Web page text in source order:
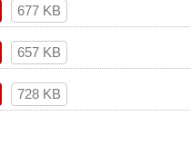
677 KB
657 KB
728 KB